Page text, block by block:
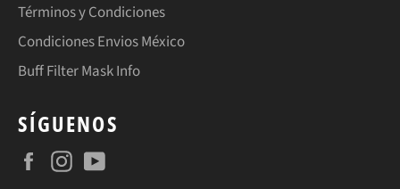
Términos y Condiciones
Condiciones Envios México
Buff Filter Mask Info
SÍGUENOS
FacebookInstagram